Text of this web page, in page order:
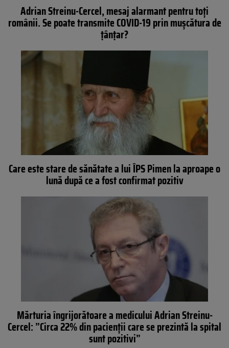
Adrian Streinu-Cercel, mesaj alarmant pentru toți
românii. Se poate transmite COVID-19 prin mușcătura de
țânțar?
Care este stare de sănătate a lui ÎPS Pimen la aproape o
lună după ce a fost confirmat pozitiv
Mărturia îngrijorătoare a medicului Adrian Streinu-
Cercel: ”Circa 22% din pacienții care se prezintă la spital
sunt pozitivi”